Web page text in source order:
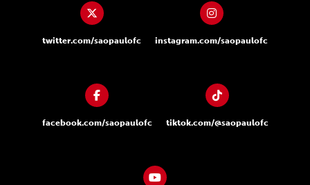
twitter.com/saopaulofc instagram.com/saopaulofc
facebook.com/saopaulofc tiktok.com/@saopaulofc